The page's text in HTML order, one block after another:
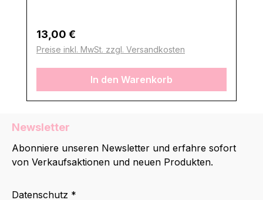
Regulärer Preis:
13,00 €
Preise inkl. MwSt. zzgl. Versandkosten
In den Warenkorb
Newsletter
Abonniere unseren Newsletter und erfahre sofort
von Verkaufsaktionen und neuen Produkten.
Datenschutz *